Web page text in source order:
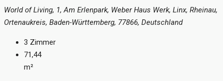
World of Living, 1, Am Erlenpark, Weber Haus Werk, Linx, Rheinau,
Ortenaukreis, Baden-Württemberg, 77866, Deutschland
3 Zimmer
71,44
m²